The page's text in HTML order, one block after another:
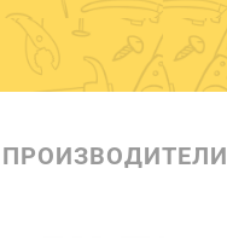
ПРОИЗВОДИТЕЛИ